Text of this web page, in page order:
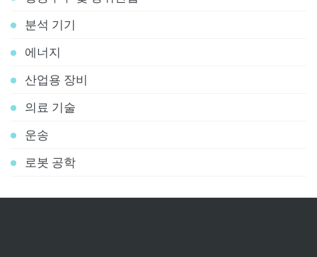
분석 기기
에너지
산업용 장비
의료 기술
운송
로봇 공학